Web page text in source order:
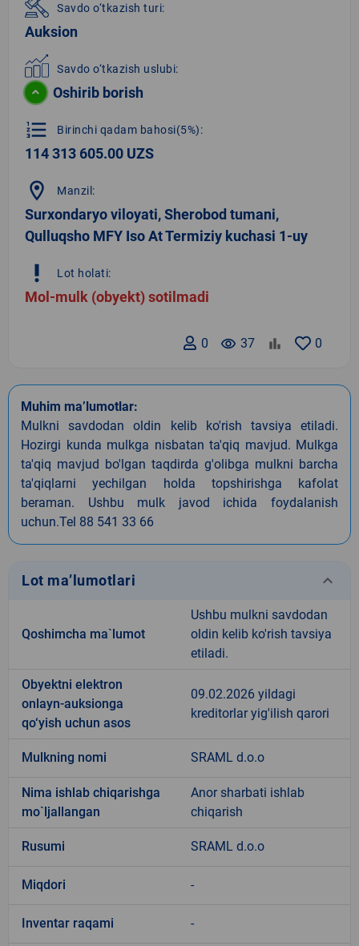
Savdo o‘tkazish turi:
Auksion
Savdo o‘tkazish uslubi:
Oshirib borish
format_list_numbered Birinchi qadam bahosi(5%):
114 313 605.00 UZS
location_on Manzil:
Surxondaryo viloyati, Sherobod tumani,
Qulluqsho MFY Iso At Termiziy kuchasi 1-uy
priority_high Lot holati:
Mol-mulk (obyekt) sotilmadi
0
remove_red_eye 37
0
Muhim ma’lumotlar:
Mulkni savdodan oldin kelib ko'rish tavsiya etiladi.
Hozirgi kunda mulkga nisbatan ta'qiq mavjud. Mulkga
ta'qiq mavjud bo'lgan taqdirda g'olibga mulkni barcha
ta'qiqlarni yechilgan holda topshirishga kafolat
beraman. Ushbu mulk javod ichida foydalanish
uchun.Tel 88 541 33 66
Lot ma’lumotlari keyboard_arrow_down
Qoshimcha ma`lumot
Ushbu mulkni savdodan
oldin kelib ko'rish tavsiya
etiladi.
Obyektni elektron
onlayn-auksionga
qo‘yish uchun asos
09.02.2026 yildagi
kreditorlar yig'ilish qarori
Mulkning nomi SRAML d.o.o
Nima ishlab chiqarishga
mo`ljallangan
Anor sharbati ishlab
chiqarish
Rusumi SRAML d.o.o
Miqdori -
Inventar raqami -